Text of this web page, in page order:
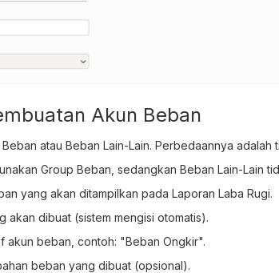
Akun Beban
Beban atau Beban Lain-Lain. Perbedaannya adalah
Group Beban, sedangkan Beban Lain-Lain
yang akan ditampilkan pada Laporan Laba Rugi.
akan dibuat (sistem mengisi otomatis).
akun beban, contoh: "Beban Ongkir".
beban yang dibuat (opsional).